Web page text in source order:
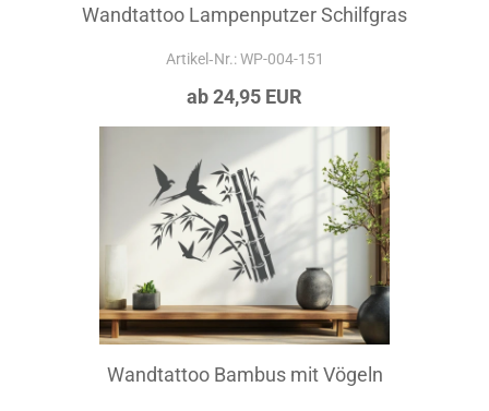
Wandtattoo Lampenputzer Schilfgras
Artikel‑Nr.: WP-004-151
ab 24,95 EUR
Wandtattoo Bambus mit Vögeln